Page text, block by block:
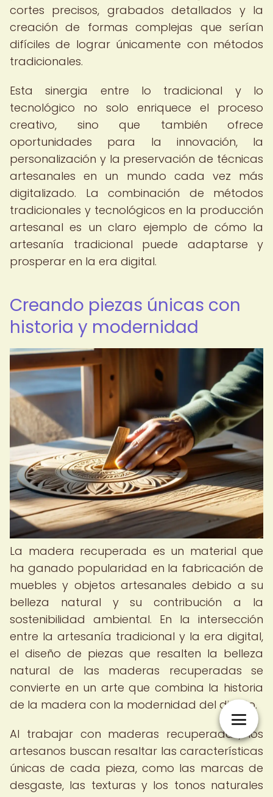
cortes precisos, grabados detallados y la
creación de formas complejas que serían
difíciles de lograr únicamente con métodos
tradicionales.
Esta sinergia entre lo tradicional y lo
tecnológico no solo enriquece el proceso
creativo, sino que también ofrece
oportunidades para la innovación, la
personalización y la preservación de técnicas
artesanales en un mundo cada vez más
digitalizado. La combinación de métodos
tradicionales y tecnológicos en la producción
artesanal es un claro ejemplo de cómo la
artesanía tradicional puede adaptarse y
prosperar en la era digital.
Creando piezas únicas con
historia y modernidad
La madera recuperada es un material que
ha ganado popularidad en la fabricación de
muebles y objetos artesanales debido a su
belleza natural y su contribución a la
sostenibilidad ambiental. En la intersección
entre la artesanía tradicional y la era digital,
el diseño de piezas que resalten la belleza
natural de las maderas recuperadas se
convierte en un arte que combina la historia
de la madera con la modernidad del diseño.
Al trabajar con maderas recuperadas, los
artesanos buscan resaltar las características
únicas de cada pieza, como las marcas de
desgaste, las texturas y los tonos naturales